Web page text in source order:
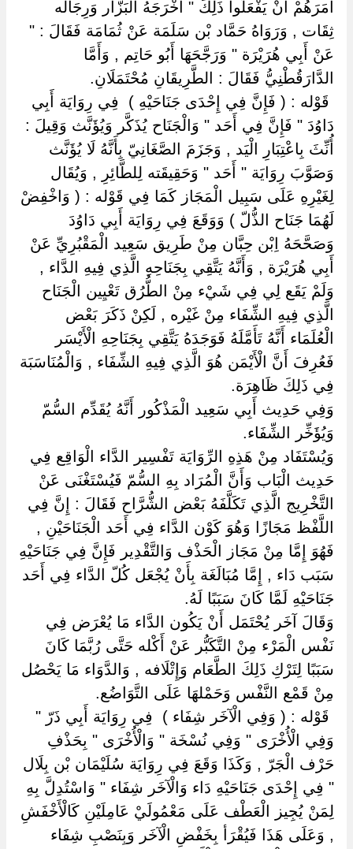
أَمَرَهُمْ أَنْ يَفْعَلُوا ذَلِكَ " أَخْرَجَهُ الْبَزَّار وَرِجَاله
ثِقَات , وَرَوَاهُ حَمَّاد بْن سَلَمَة عَنْ ثُمَامَة فَقَالَ : "
عَنْ أَبِي هُرَيْرَة " وَرَجَّحَهَا أَبُو حَاتِم , وَأَمَّا
الدَّارَقُطْنِيُّ فَقَالَ : الطَّرِيقَانِ مُحْتَمَلَانِ.
‏ ‏قَوْله : ( فَإِنَّ فِي إِحْدَى جَنَاحَيْهِ ) ‏ ‏فِي رِوَايَة أَبِي
دَاوُدَ " فَإِنَّ فِي أَحَد " وَالْجَنَاح يُذَكَّر وَيُؤَنَّث وَقِيلَ :
أُنِّثَ بِاعْتِبَارِ الْيَد , وَجَزَمَ الصَّغَانِيّ بِأَنَّهُ لَا يُؤَنَّث
وَصَوَّبَ رِوَايَة " أَحَد " وَحَقِيقَته لِلطَّائِرِ , وَيُقَال
لِغَيْرِهِ عَلَى سَبِيل الْمَجَاز كَمَا فِي قَوْله : ( وَاخْفِضْ
لَهُمَا جَنَاح الذُّلّ ) وَوَقَعَ فِي رِوَايَة أَبِي دَاوُدَ
وَصَحَّحَهُ اِبْن حِبَّان مِنْ طَرِيق سَعِيد الْمَقْبُرِيِّ عَنْ
أَبِي هُرَيْرَة , وَأَنَّهُ يَتَّقِي بِجَنَاحِهِ الَّذِي فِيهِ الدَّاء ,
وَلَمْ يَقَع لِي فِي شَيْء مِنْ الطُّرُق تَعْيِين الْجَنَاح
الَّذِي فِيهِ الشِّفَاء مِنْ غَيْره , لَكِنْ ذَكَرَ بَعْض
الْعُلَمَاء أَنَّهُ تَأَمَّلَهُ فَوَجَدَهُ يَتَّقِي بِجَنَاحِهِ الْأَيْسَر
فَعُرِفَ أَنَّ الْأَيْمَن هُوَ الَّذِي فِيهِ الشِّفَاء , وَالْمُنَاسَبَة
فِي ذَلِكَ ظَاهِرَة.
وَفِي حَدِيث أَبِي سَعِيد الْمَذْكُور أَنَّهُ يُقَدِّم السُّمّ
وَيُؤَخِّر الشِّفَاء.
وَيُسْتَفَاد مِنْ هَذِهِ الرِّوَايَة تَفْسِير الدَّاء الْوَاقِع فِي
حَدِيث الْبَاب وَأَنَّ الْمُرَاد بِهِ السُّمّ فَيُسْتَغْنَى عَنْ
التَّخْرِيج الَّذِي تَكَلَّفَهُ بَعْض الشُّرَّاح فَقَالَ : إِنَّ فِي
اللَّفْظ مَجَازًا وَهُوَ كَوْن الدَّاء فِي أَحَد الْجَنَاحَيْنِ ,
فَهُوَ إِمَّا مِنْ مَجَاز الْحَذْف وَالتَّقْدِير فَإِنَّ فِي جَنَاحَيْهِ
سَبَب دَاء , إِمَّا مُبَالَغَة بِأَنْ يُجْعَل كُلّ الدَّاء فِي أَحَد
جَنَاحَيْهِ لَمَّا كَانَ سَبَبًا لَهُ.
وَقَالَ آخَر يُحْتَمَل أَنْ يَكُون الدَّاء مَا يُعْرَض فِي
نَفْس الْمَرْء مِنْ التَّكَبُّر عَنْ أَكْله حَتَّى رُبَّمَا كَانَ
سَبَبًا لِتَرْكِ ذَلِكَ الطَّعَام وَإِتْلَافه , وَالدَّوَاء مَا يَحْصُل
مِنْ قَمْع النَّفْس وَحَمْلهَا عَلَى التَّوَاضُع.
‏ ‏قَوْله : ( وَفِي الْآخَر شِفَاء ) ‏ ‏فِي رِوَايَة أَبِي ذَرّ "
وَفِي الْأُخْرَى " وَفِي نُسْخَة " وَالْأُخْرَى " بِحَذْفِ
حَرْف الْجَرّ , وَكَذَا وَقَعَ فِي رِوَايَة سُلَيْمَان بْن بِلَال
" فِي إِحْدَى جَنَاحَيْهِ دَاء وَالْآخَر شِفَاء " وَاسْتُدِلَّ بِهِ
لِمَنْ يُجِيز الْعَطْف عَلَى مَعْمُولَيْ عَامِلَيْنِ كَالْأَخْفَشِ
, وَعَلَى هَذَا فَيُقْرَأ بِخَفْضِ الْآخَر وَبِنَصْبِ شِفَاء